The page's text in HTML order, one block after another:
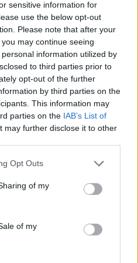
sensitive information for
use the below opt-out
Please note that after your
may continue seeing
information utilized by
to third parties prior to
opt-out of the further
by third parties on the
This information may
parties on the IAB’s List of
may further disclose it to other
uses one or more Google
behaviour. You may click to
and its third-party tags to
purposes in below Google
Opt Outs
of my
of my
døra: Klæbo kan bytte
Fredheim en ny tre-
Sørlendingen skal nå
gjennom sesongen
forlengelse. Han har et
klare å holde på ryttere
ta steg. Han er en mann
Magnus